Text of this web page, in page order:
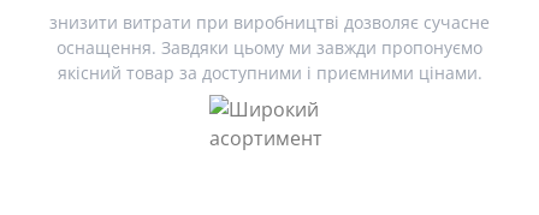
знизити витрати при виробництві дозволяє сучасне
оснащення. Завдяки цьому ми завжди пропонуємо
якісний товар за доступними і приємними цінами.